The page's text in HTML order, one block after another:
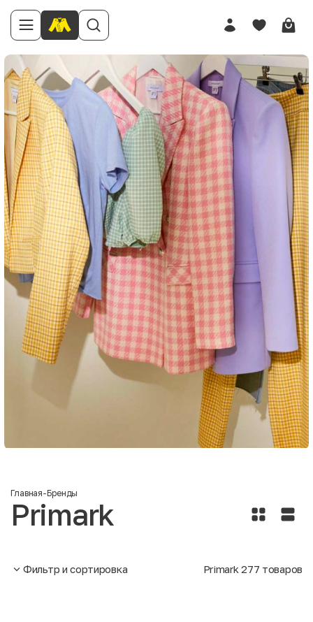
Главная-Бренды
Primark
Фильтр и сортировка Primark277 товаров